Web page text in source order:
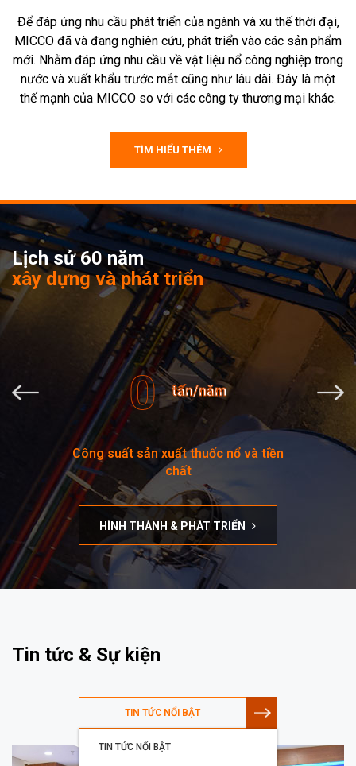
Để đáp ứng nhu cầu phát triển của ngành và xu thế thời đại,
MICCO đã và đang nghiên cứu, phát triển vào các sản phẩm
mới. Nhằm đáp ứng nhu cầu về vật liệu nổ công nghiệp trong
nước và xuất khẩu trước mắt cũng như lâu dài. Đây là một
thế mạnh của MICCO so với các công ty thương mại khác.
TÌM HIỂU THÊM
Lịch sử 60 năm
xây dựng và phát triển
HÌNH THÀNH & PHÁT TRIỂN
0 tấn/năm
Công suất sản xuất thuốc nổ và tiền
chất
Tin tức & Sự kiện
TIN TỨC NỔI BẬT
TIN TỨC NỔI BẬT